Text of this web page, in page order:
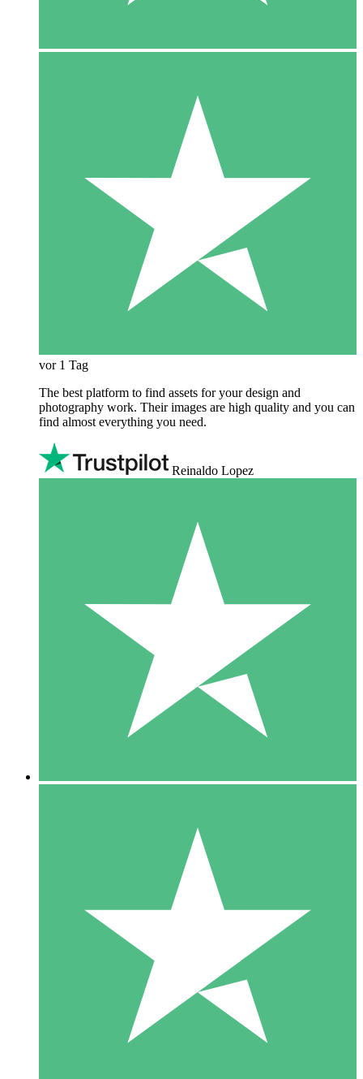
vor 1 Tag
The best platform to find assets for your design and
photography work. Their images are high quality and you can
find almost everything you need.
Reinaldo Lopez